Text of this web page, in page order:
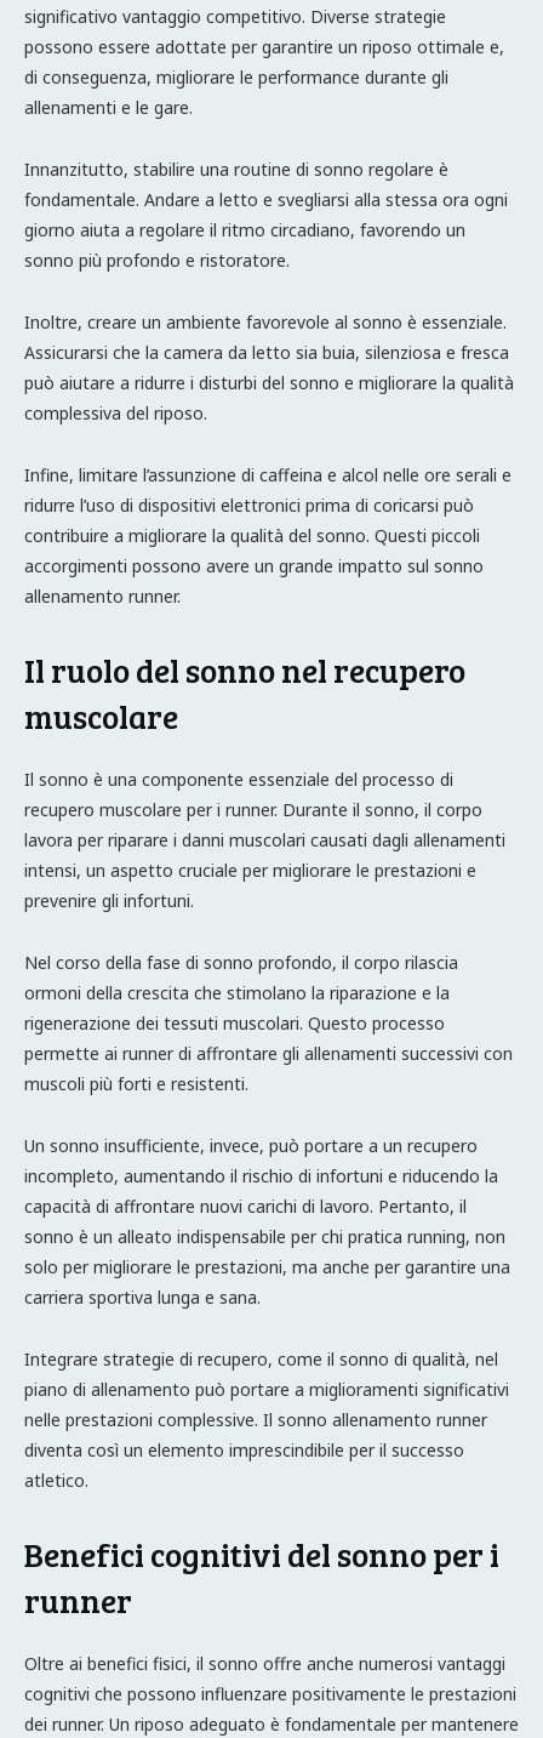
significativo vantaggio competitivo. Diverse strategie
possono essere adottate per garantire un riposo ottimale e,
di conseguenza, migliorare le performance durante gli
allenamenti e le gare.
Innanzitutto, stabilire una routine di sonno regolare è
fondamentale. Andare a letto e svegliarsi alla stessa ora ogni
giorno aiuta a regolare il ritmo circadiano, favorendo un
sonno più profondo e ristoratore.
Inoltre, creare un ambiente favorevole al sonno è essenziale.
Assicurarsi che la camera da letto sia buia, silenziosa e fresca
può aiutare a ridurre i disturbi del sonno e migliorare la qualità
complessiva del riposo.
Infine, limitare l’assunzione di caffeina e alcol nelle ore serali e
ridurre l’uso di dispositivi elettronici prima di coricarsi può
contribuire a migliorare la qualità del sonno. Questi piccoli
accorgimenti possono avere un grande impatto sul sonno
allenamento runner.
Il ruolo del sonno nel recupero
muscolare
Il sonno è una componente essenziale del processo di
recupero muscolare per i runner. Durante il sonno, il corpo
lavora per riparare i danni muscolari causati dagli allenamenti
intensi, un aspetto cruciale per migliorare le prestazioni e
prevenire gli infortuni.
Nel corso della fase di sonno profondo, il corpo rilascia
ormoni della crescita che stimolano la riparazione e la
rigenerazione dei tessuti muscolari. Questo processo
permette ai runner di affrontare gli allenamenti successivi con
muscoli più forti e resistenti.
Un sonno insufficiente, invece, può portare a un recupero
incompleto, aumentando il rischio di infortuni e riducendo la
capacità di affrontare nuovi carichi di lavoro. Pertanto, il
sonno è un alleato indispensabile per chi pratica running, non
solo per migliorare le prestazioni, ma anche per garantire una
carriera sportiva lunga e sana.
Integrare strategie di recupero, come il sonno di qualità, nel
piano di allenamento può portare a miglioramenti significativi
nelle prestazioni complessive. Il sonno allenamento runner
diventa così un elemento imprescindibile per il successo
atletico.
Benefici cognitivi del sonno per i
runner
Oltre ai benefici fisici, il sonno offre anche numerosi vantaggi
cognitivi che possono influenzare positivamente le prestazioni
dei runner. Un riposo adeguato è fondamentale per mantenere